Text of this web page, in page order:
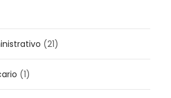
(21)
(1)